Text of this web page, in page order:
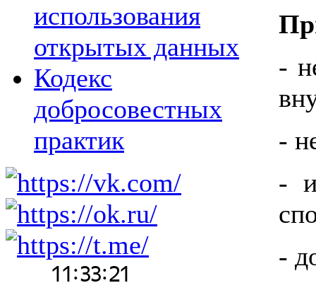
использования
открытых данных
Кодекс
добросовестных
практик
-
-
-
-